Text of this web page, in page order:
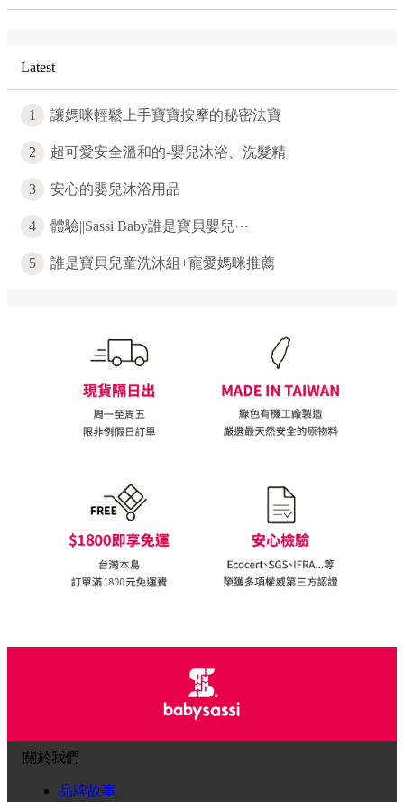
Latest
1 讓媽咪輕鬆上手寶寶按摩的秘密法寶
2 超可愛安全溫和的-嬰兒沐浴、洗髮精
3 安心的嬰兒沐浴用品
4 體驗||Sassi Baby誰是寶貝嬰兒⋯
5 誰是寶貝兒童洗沐組+寵愛媽咪推薦
關於我們
品牌故事